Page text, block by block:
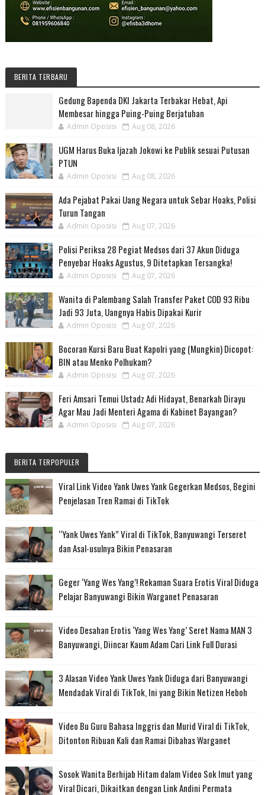
BERITA TERBARU
Gedung Bapenda DKI Jakarta Terbakar Hebat, Api
Membesar hingga Puing-Puing Berjatuhan
Admin Oposisi Aug 08, 2026
UGM Harus Buka Ijazah Jokowi ke Publik sesuai Putusan
PTUN
Admin Oposisi Aug 08, 2026
Ada Pejabat Pakai Uang Negara untuk Sebar Hoaks, Polisi
Turun Tangan
Admin Oposisi Aug 07, 2026
Polisi Periksa 28 Pegiat Medsos dari 37 Akun Diduga
Penyebar Hoaks Agustus, 9 Ditetapkan Tersangka!
Admin Oposisi Aug 07, 2026
Wanita di Palembang Salah Transfer Paket COD 93 Ribu
Jadi 93 Juta, Uangnya Habis Dipakai Kurir
Admin Oposisi Aug 07, 2026
Bocoran Kursi Baru Buat Kapolri yang (Mungkin) Dicopot:
BIN atau Menko Polhukam?
Admin Oposisi Aug 07, 2026
Feri Amsari Temui Ustadz Adi Hidayat, Benarkah Dirayu
Agar Mau Jadi Menteri Agama di Kabinet Bayangan?
Admin Oposisi Aug 07, 2026
BERITA TERPOPULER
Viral Link Video Yank Uwes Yank Gegerkan Medsos, Begini
Penjelasan Tren Ramai di TikTok
“Yank Uwes Yank” Viral di TikTok, Banyuwangi Terseret
dan Asal-usulnya Bikin Penasaran
Geger ‘Yang Wes Yang’! Rekaman Suara Erotis Viral Diduga
Pelajar Banyuwangi Bikin Warganet Penasaran
Video Desahan Erotis ‘Yang Wes Yang’ Seret Nama MAN 3
Banyuwangi, Diincar Kaum Adam Cari Link Full Durasi
3 Alasan Video Yank Uwes Yank Diduga dari Banyuwangi
Mendadak Viral di TikTok, Ini yang Bikin Netizen Heboh
Video Bu Guru Bahasa Inggris dan Murid Viral di TikTok,
Ditonton Ribuan Kali dan Ramai Dibahas Warganet
Sosok Wanita Berhijab Hitam dalam Video Sok Imut yang
Viral Dicari, Dikaitkan dengan Link Andini Permata